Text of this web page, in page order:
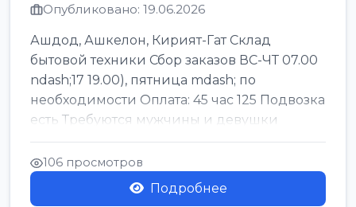
Опубликовано: 19.06.2026
Ашдод, Ашкелон, Кирият-Гат Склад
бытовой техники Сбор заказов ВС-ЧТ 07.00
ndash;17 19.00), пятница mdash; по
необходимости Оплата: 45 час 125 Подвозка
есть Требуются мужчины и девушки
Только официальн...
106 просмотров
Подробнее